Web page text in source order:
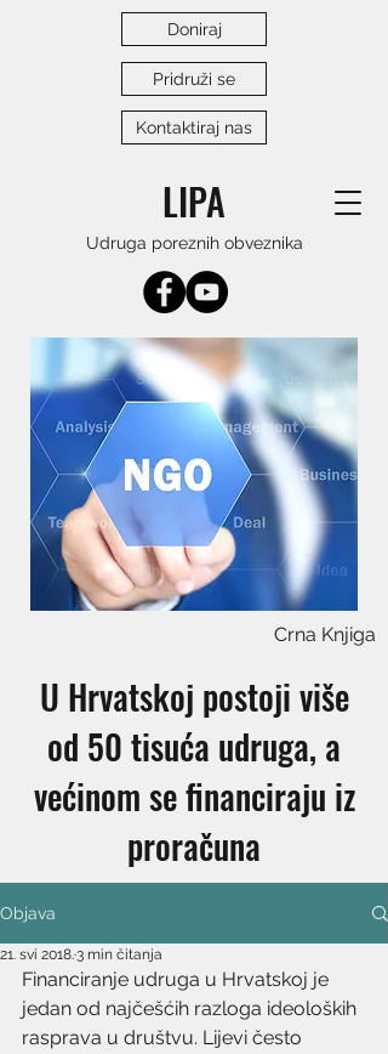
LIPA
Udruga poreznih obveznika
Doniraj
Pridruži se
Kontaktiraj nas
Crna Knjiga
U Hrvatskoj postoji više
od 50 tisuća udruga, a
većinom se financiraju iz
proračuna
Objava
21. svi 2018.3 min čitanja
Financiranje udruga u Hrvatskoj je
jedan od najčešćih razloga ideoloških
rasprava u društvu. Lijevi često